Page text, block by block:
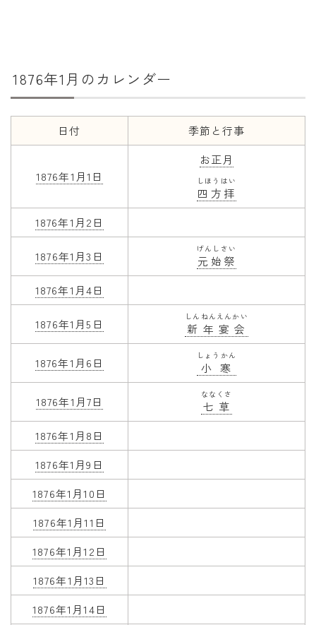
二十七宿
年齢と学年
年齢・干支
子供のお祝い
紋切り遊び
折り紙・切り紙
1876年1月のカレンダー
日付 季節と行事
1876年1月1日
お正月
四方拝
しほうはい
1876年1月2日
1876年1月3日 元始祭
げんしさい
1876年1月4日
1876年1月5日 新年宴会
しんねんえんかい
1876年1月6日 小寒
しょうかん
1876年1月7日 七草
ななくさ
1876年1月8日
1876年1月9日
1876年1月10日
1876年1月11日
1876年1月12日
1876年1月13日
1876年1月14日